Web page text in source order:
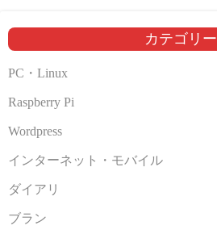
ブ
カテゴリー
PC・Linux
Raspberry Pi
Wordpress
インターネット・モバイル
ダイアリ
ブラン